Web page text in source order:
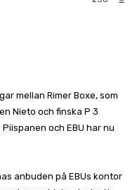
mellan Rimer Boxe, som
Nieto och finska P 3
och EBU har nu
anbuden på EBUs kontor